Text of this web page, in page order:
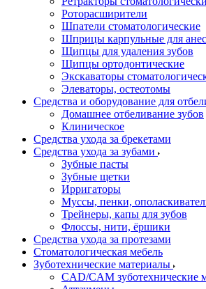
Роторасширители
Шпатели стоматологические
Шприцы карпульные для
Щипцы для удаления зубов
Щипцы ортодонтические
Экскаваторы
Элеваторы, остеотомы
Средства и оборудование для
Домашнее отбеливание зубов
Клиническое
Средства ухода за брекетами
Средства ухода за зубами
Зубные пасты
Зубные щетки
Ирригаторы
Муссы, пенки,
Трейнеры, капы для зубов
Флоссы, нити, ёршики
Средства ухода за протезами
Стоматологическая мебель
Зуботехнические материалы
CAD/CAM зуботехнические